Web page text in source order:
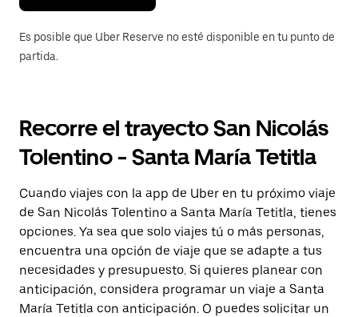
Es posible que Uber Reserve no esté disponible en tu punto de
partida.
Recorre el trayecto San Nicolás
Tolentino - Santa María Tetitla
Cuando viajes con la app de Uber en tu próximo viaje
de San Nicolás Tolentino a Santa María Tetitla, tienes
opciones. Ya sea que solo viajes tú o más personas,
encuentra una opción de viaje que se adapte a tus
necesidades y presupuesto. Si quieres planear con
anticipación, considera programar un viaje a Santa
María Tetitla con anticipación. O puedes solicitar un